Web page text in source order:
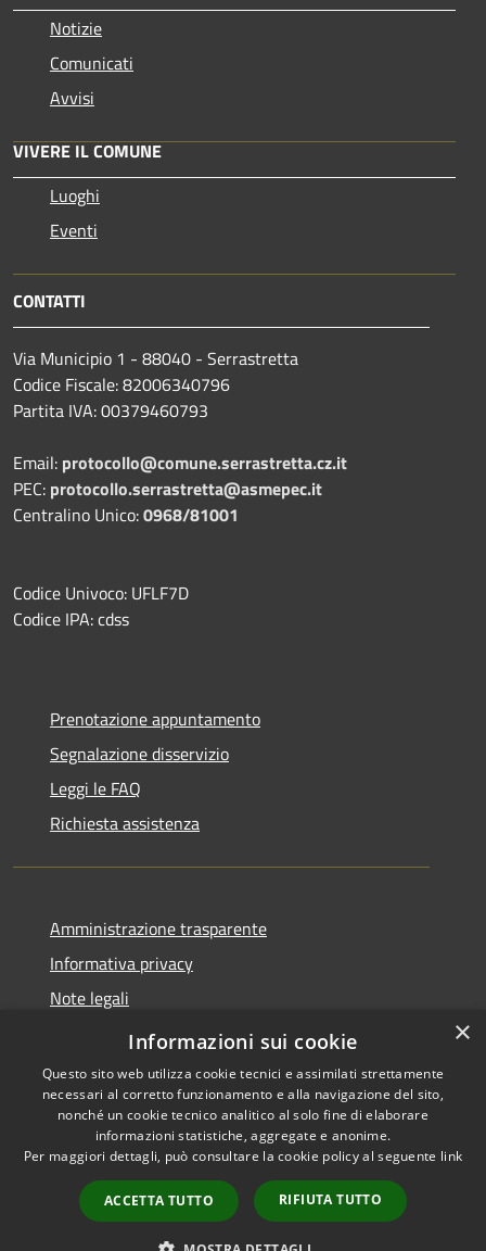
Notizie
Comunicati
Avvisi
VIVERE IL COMUNE
Luoghi
Eventi
CONTATTI
Via Municipio 1 - 88040 - Serrastretta
Codice Fiscale: 82006340796
Partita IVA: 00379460793
Email: protocollo@comune.serrastretta.cz.it
PEC: protocollo.serrastretta@asmepec.it
Centralino Unico:0968/81001
Codice Univoco: UFLF7D
Codice IPA: cdss
Prenotazione appuntamento
Segnalazione disservizio
Leggi le FAQ
Richiesta assistenza
Amministrazione trasparente
Informativa privacy
Note legali
Dichiarazione di accessibilità
Accessibilità
Copyright © 2026 • Comune di
Serrastretta • Powered by
Municipium•
Accesso
redazione
×
Informazioni sui cookie
Questo sito web utilizza cookie tecnici e assimilati strettamente
necessari al corretto funzionamento e alla navigazione del sito,
nonché un cookie tecnico analitico al solo fine di elaborare
informazioni statistiche, aggregate e anonime.
Per maggiori dettagli, può consultare la cookie policy al seguente link
ACCETTA TUTTO RIFIUTA TUTTO